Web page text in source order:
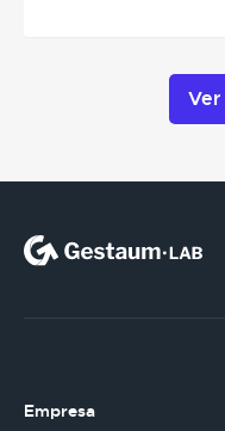
Empresa